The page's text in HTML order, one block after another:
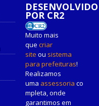
DESENVOLVIDO
POR CR2
Muito mais
que criar
site ou sistema
para prefeituras!
Realizamos
uma assessoria co
mpleta, onde
garantimos em